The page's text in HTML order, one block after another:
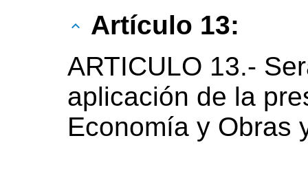
Artículo 13:
ARTICULO 13.-
aplicación de la
Economía y Obras